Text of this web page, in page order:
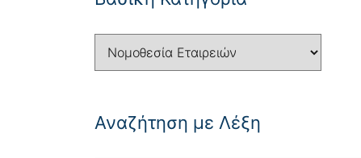
Αναζήτηση με Λέξη